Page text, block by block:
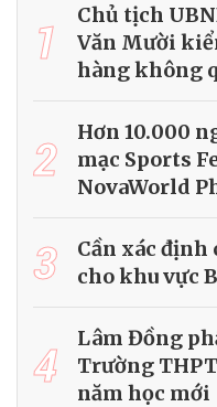
1
Chủ tịch
Văn Mười
hàng không
2
Hơn 10.000
mạc Sports
NovaWorld
3
Cần xác
cho khu vực
4
Lâm Đồng
Trường
năm học mới